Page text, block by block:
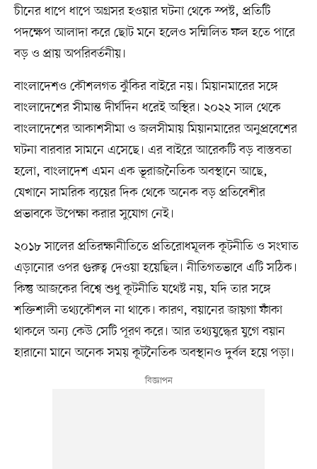
চীনের ধাপে ধাপে অগ্রসর হওয়ার ঘটনা থেকে স্পষ্ট, প্রতিটি
পদক্ষেপ আলাদা করে ছোট মনে হলেও সম্মিলিত ফল হতে পারে
বড় ও প্রায় অপরিবর্তনীয়।
বাংলাদেশও কৌশলগত ঝুঁকির বাইরে নয়। মিয়ানমারের সঙ্গে
বাংলাদেশের সীমান্ত দীর্ঘদিন ধরেই অস্থির। ২০২২ সাল থেকে
বাংলাদেশের আকাশসীমা ও জলসীমায় মিয়ানমারের অনুপ্রবেশের
ঘটনা বারবার সামনে এসেছে। এর বাইরে আরেকটি বড় বাস্তবতা
হলো, বাংলাদেশ এমন এক ভূরাজনৈতিক অবস্থানে আছে,
যেখানে সামরিক ব্যয়ের দিক থেকে অনেক বড় প্রতিবেশীর
প্রভাবকে উপেক্ষা করার সুযোগ নেই।
২০১৮ সালের প্রতিরক্ষানীতিতে প্রতিরোধমূলক কূটনীতি ও সংঘাত
এড়ানোর ওপর গুরুত্ব দেওয়া হয়েছিল। নীতিগতভাবে এটি সঠিক।
কিন্তু আজকের বিশ্বে শুধু কূটনীতি যথেষ্ট নয়, যদি তার সঙ্গে
শক্তিশালী তথ্যকৌশল না থাকে। কারণ, বয়ানের জায়গা ফাঁকা
থাকলে অন্য কেউ সেটি পূরণ করে। আর তথ্যযুদ্ধের যুগে বয়ান
হারানো মানে অনেক সময় কূটনৈতিক অবস্থানও দুর্বল হয়ে পড়া।